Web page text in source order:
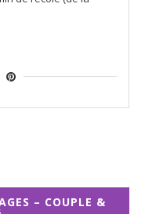
– COUPLE &